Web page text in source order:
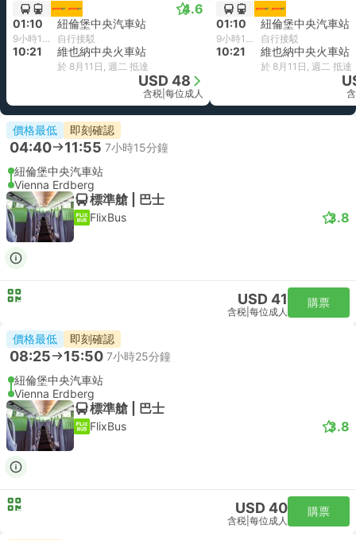
4.6
01:10 紐倫堡中央汽車站
9小時11分鐘 自行接駁
10:21 維也納中央火車站
於 8月11日, 週二 抵達
USD 48
含税 每位成人
01:10 紐倫堡中央汽車站
9小時11分鐘 自行接駁
10:21 維也納中央火車站
於 8月11日, 週二 抵達
價格最低 即刻確認
04:40 11:55 7小時15分鐘
紐倫堡中央汽車站
Vienna Erdberg
標準艙 | 巴士
FlixBus 3.8
USD 41
含税 每位成人
購票
價格最低 即刻確認
08:25 15:50 7小時25分鐘
紐倫堡中央汽車站
Vienna Erdberg
標準艙 | 巴士
FlixBus 3.8
USD 40
含税 每位成人
購票